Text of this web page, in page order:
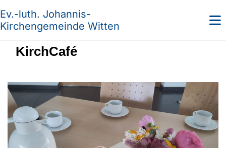
Ev.-luth. Johannis-
Kirchengemeinde Witten
KirchCafé